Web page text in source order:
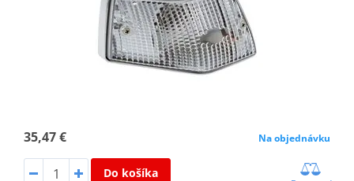
35,47 € Na objednávku
Do košíka